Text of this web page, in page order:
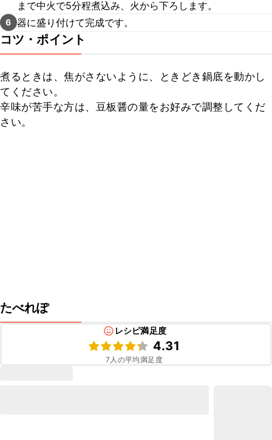
まで中火で5分程煮込み、火から下ろします。
6 器に盛り付けて完成です。
コツ・ポイント
煮るときは、焦がさないように、ときどき鍋底を動かし
てください。
辛味が苦手な方は、豆板醤の量をお好みで調整してくだ
さい。
たべれぽ
レシピ満足度
4.31
7 人の平均満足度